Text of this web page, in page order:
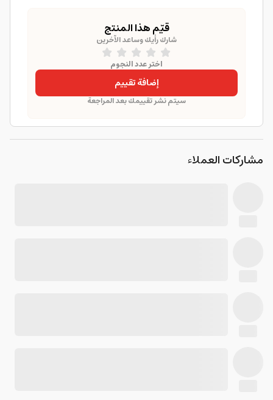
قيّم هذا المنتج
شارك رأيك وساعد الآخرين
اختر عدد النجوم
إضافة تقييم
سيتم نشر تقييمك بعد المراجعة
مشاركات العملاء